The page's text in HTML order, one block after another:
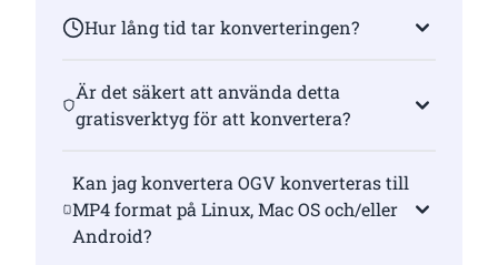
Hur lång tid tar konverteringen?
Är det säkert att använda detta
gratisverktyg för att konvertera?
Kan jag konvertera OGV konverteras till
MP4 format på Linux, Mac OS och/eller
Android?